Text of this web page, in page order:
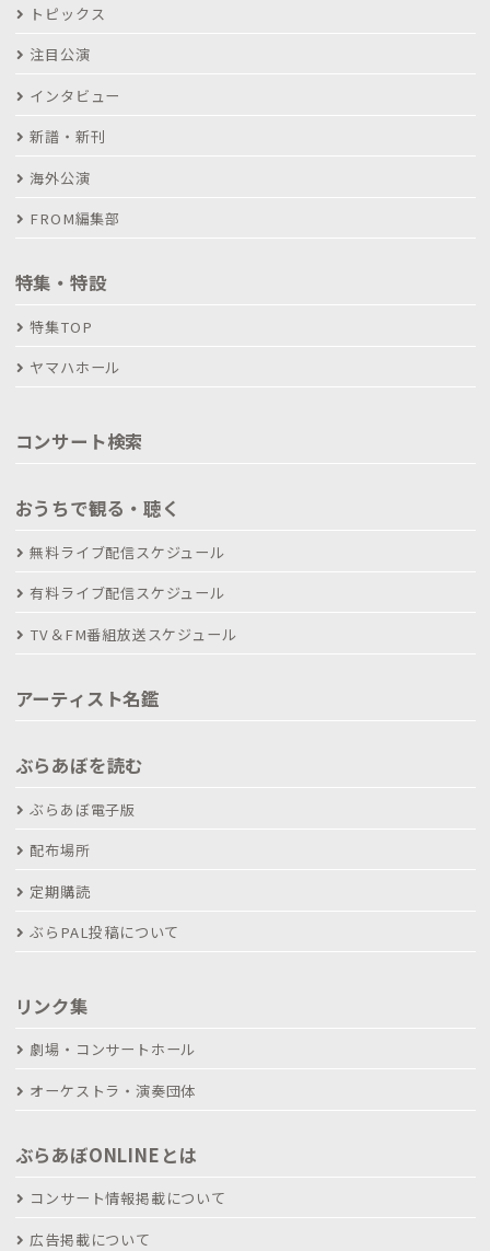
トピックス
注目公演
インタビュー
新譜・新刊
海外公演
FROM編集部
特集・特設
特集TOP
ヤマハホール
コンサート検索
おうちで観る・聴く
無料ライブ配信スケジュール
有料ライブ配信スケジュール
TV＆FM番組放送スケジュール
アーティスト名鑑
ぶらあぼを読む
ぶらあぼ電子版
配布場所
定期購読
ぶらPAL投稿について
リンク集
劇場・コンサートホール
オーケストラ・演奏団体
ぶらあぼONLINEとは
コンサート情報掲載について
広告掲載について